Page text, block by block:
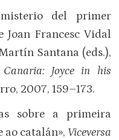
del primer
Joan Francesc Vidal
Santana (eds.),
Joyce in his
2007, 159–173.
sobre a primeira
ao catalán», Viceversa